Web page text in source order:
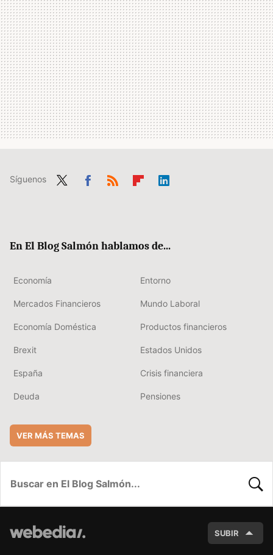
Síguenos
En El Blog Salmón hablamos de...
Economía Entorno
Mercados Financieros Mundo Laboral
Economía Doméstica Productos financieros
Brexit Estados Unidos
España Crisis financiera
Deuda Pensiones
VER MÁS TEMAS
SUBIR